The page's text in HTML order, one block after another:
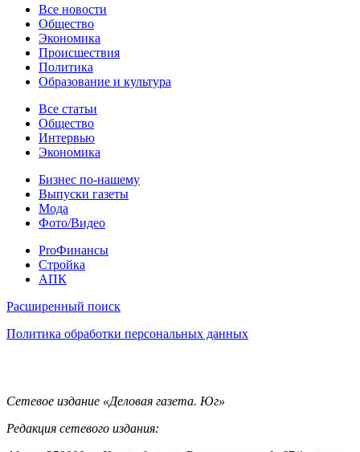
Новости
Все новости
Общество
Экономика
Происшествия
Политика
Образование и культура
Статьи
Все статьи
Общество
Интервью
Экономика
Разное
Бизнес по-нашему
Выпуски газеты
Мода
Фото/Видео
Pro
ProФинансы
Стройка
АПК
Информация
Расширенный поиск
Политика обработки персональных данных
Контакты
Сетевое издание «Деловая газета. Юг»
Редакция сетевого издания: